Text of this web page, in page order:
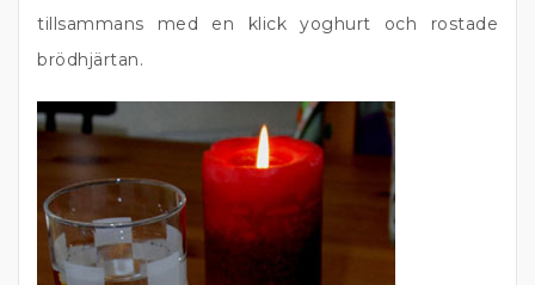
tillsammans med en klick yoghurt och rostade
brödhjärtan.